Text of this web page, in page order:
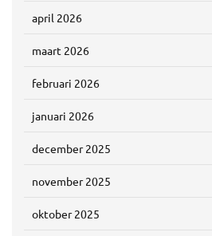
april 2026
maart 2026
februari 2026
januari 2026
december 2025
november 2025
oktober 2025